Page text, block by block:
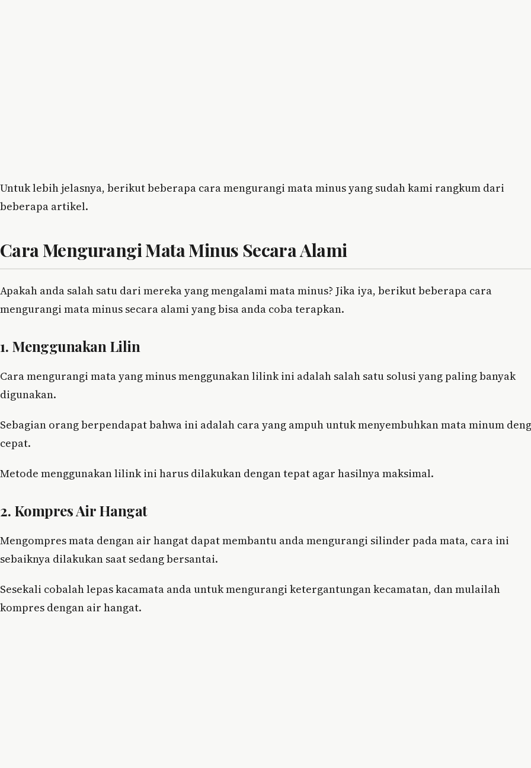
Untuk lebih jelasnya, berikut beberapa cara mengurangi mata minus yang sudah kami rangkum dari
beberapa artikel.
Cara Mengurangi Mata Minus Secara Alami
Apakah anda salah satu dari mereka yang mengalami mata minus? Jika iya, berikut beberapa cara
mengurangi mata minus secara alami yang bisa anda coba terapkan.
1. Menggunakan Lilin
Cara mengurangi mata yang minus menggunakan lilink ini adalah salah satu solusi yang paling banyak
digunakan.
Sebagian orang berpendapat bahwa ini adalah cara yang ampuh untuk menyembuhkan mata minum
cepat.
Metode menggunakan lilink ini harus dilakukan dengan tepat agar hasilnya maksimal.
2. Kompres Air Hangat
Mengompres mata dengan air hangat dapat membantu anda mengurangi silinder pada mata, cara ini
sebaiknya dilakukan saat sedang bersantai.
Sesekali cobalah lepas kacamata anda untuk mengurangi ketergantungan kecamatan, dan mulailah
kompres dengan air hangat.